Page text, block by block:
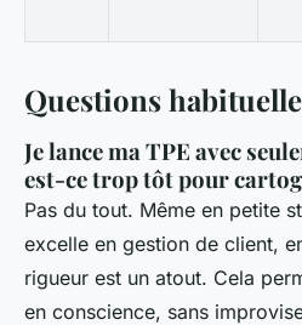
Questions
Je lance ma TPE avec
est-ce trop tôt pour
Pas du tout. Même en petite
excelle en gestion de client,
rigueur est un atout. Cela
en conscience, sans